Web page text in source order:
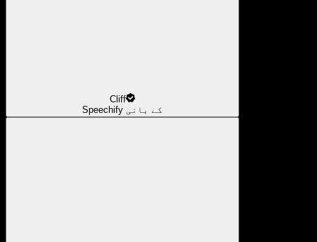
Cliff
Speechify کے بانی